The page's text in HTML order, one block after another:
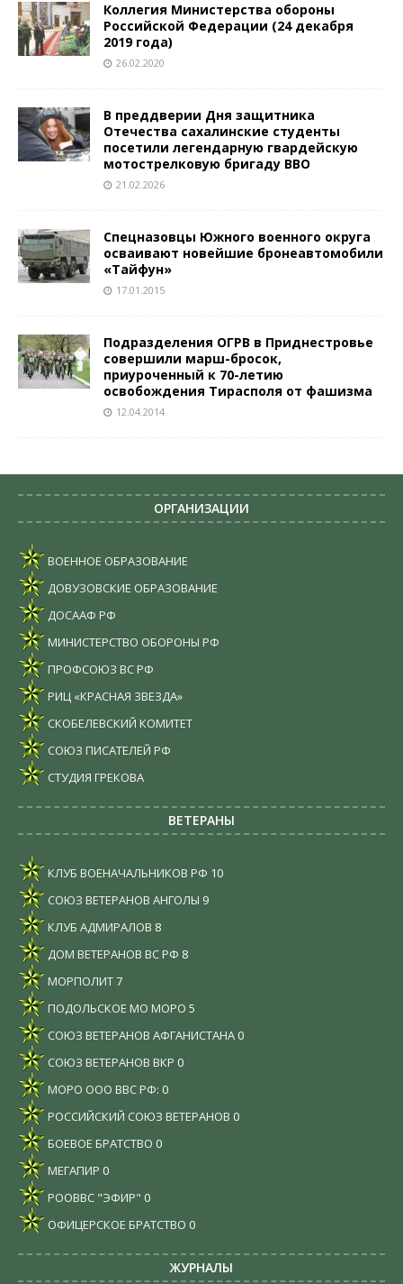
Коллегия Министерства обороны
Российской Федерации (24 декабря
2019 года)
26.02.2020
В преддверии Дня защитника
Отечества сахалинские студенты
посетили легендарную гвардейскую
мотострелковую бригаду ВВО
21.02.2026
Спецназовцы Южного военного округа
осваивают новейшие бронеавтомобили
«Тайфун»
17.01.2015
Подразделения ОГРВ в Приднестровье
совершили марш-бросок,
приуроченный к 70-летию
освобождения Тирасполя от фашизма
12.04.2014
ОРГАНИЗАЦИИ
ВОЕННОЕ ОБРАЗОВАНИЕ
ДОВУЗОВСКИЕ ОБРАЗОВАНИЕ
ДОСААФ РФ
МИНИСТЕРСТВО ОБОРОНЫ РФ
ПРОФСОЮЗ ВС РФ
РИЦ «КРАСНАЯ ЗВЕЗДА»
СКОБЕЛЕВСКИЙ КОМИТЕТ
СОЮЗ ПИСАТЕЛЕЙ РФ
СТУДИЯ ГРЕКОВА
ВЕТЕРАНЫ
КЛУБ ВОЕНАЧАЛЬНИКОВ РФ 10
СОЮЗ ВЕТЕРАНОВ АНГОЛЫ 9
КЛУБ АДМИРАЛОВ 8
ДОМ ВЕТЕРАНОВ ВС РФ 8
МОРПОЛИТ7
ПОДОЛЬСКОЕ МО МОРО 5
СОЮЗ ВЕТЕРАНОВ АФГАНИСТАНА 0
СОЮЗ ВЕТЕРАНОВ ВКР 0
МОРО ООО ВВС РФ: 0
РОССИЙСКИЙ СОЮЗ ВЕТЕРАНОВ 0
БОЕВОЕ БРАТСТВО 0
МЕГАПИР 0
РООВВС "ЭФИР" 0
ОФИЦЕРСКОЕ БРАТСТВО 0
ЖУРНАЛЫ